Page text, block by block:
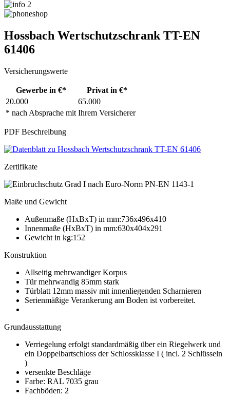
Hossbach Wertschutzschrank TT-EN
61406
Versicherungswerte
Gewerbe in €* Privat in €*
* nach Absprache mit Ihrem Versicherer
20.000 65.000
PDF Beschreibung
Zertifikate
Maße und Gewicht
Außenmaße (HxBxT) in mm:736x496x410
Innenmaße (HxBxT) in mm:630x404x291
Gewicht in kg:152
Konstruktion
Allseitig mehrwandiger Korpus
Tür mehrwandig 85mm stark
Türblatt 12mm massiv mit innenliegenden Scharnieren
Serienmäßige Verankerung am Boden ist vorbereitet.
Grundausstattung
Verriegelung erfolgt standardmäßig über ein Riegelwerk und
ein Doppelbartschloss der Schlossklasse I ( incl. 2 Schlüsseln
)
versenkte Beschläge
Farbe: RAL 7035 grau
Fachböden: 2